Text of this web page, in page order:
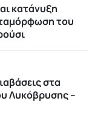
κατάνυξη
του
στα
Λυκόβρυσης –